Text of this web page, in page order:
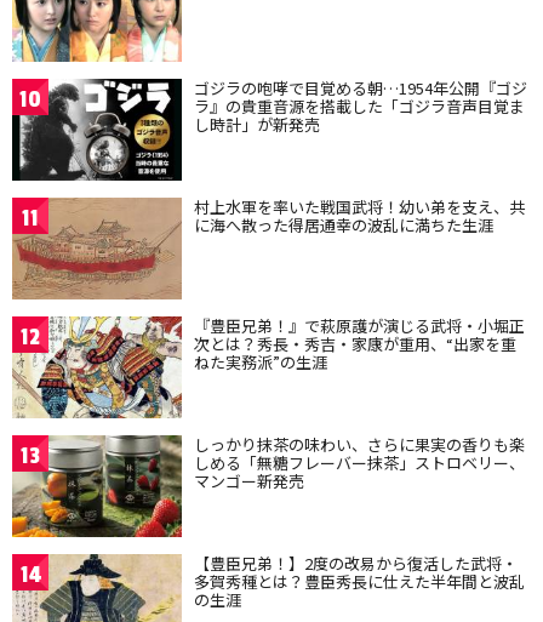
10 ゴジラの咆哮で目覚める朝…1954年公開『ゴジ
ラ』の貴重音源を搭載した「ゴジラ音声目覚ま
し時計」が新発売
11 村上水軍を率いた戦国武将！幼い弟を支え、共
に海へ散った得居通幸の波乱に満ちた生涯
12 『豊臣兄弟！』で萩原護が演じる武将・小堀正
次とは？秀長・秀吉・家康が重用、“出家を重
ねた実務派”の生涯
13 しっかり抹茶の味わい、さらに果実の香りも楽
しめる「無糖フレーバー抹茶」ストロベリー、
マンゴー新発売
14 【豊臣兄弟！】2度の改易から復活した武将・
多賀秀種とは？豊臣秀長に仕えた半年間と波乱
の生涯